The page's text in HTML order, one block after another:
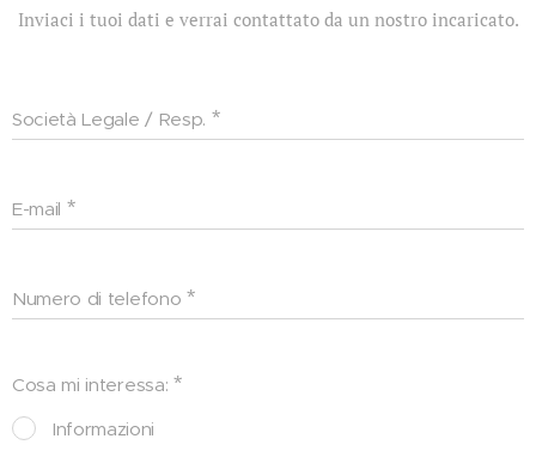
Inviaci i tuoi dati e verrai contattato da un nostro incaricato.
Società Legale / Resp.
E-mail
Numero di telefono
Cosa mi interessa:
Informazioni